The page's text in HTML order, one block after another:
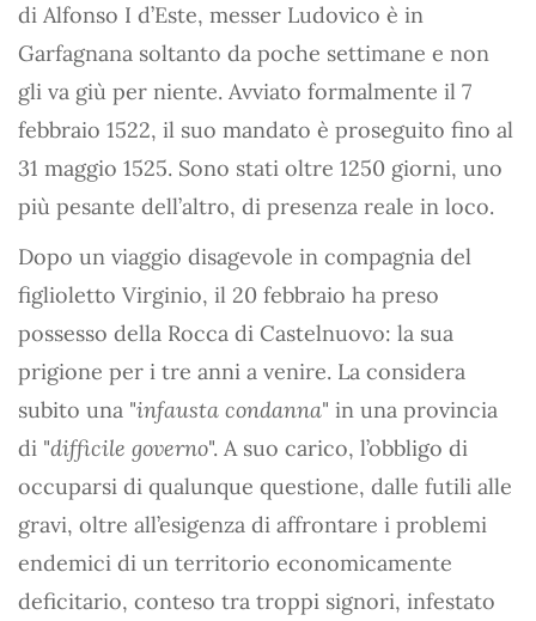
di Alfonso I d’Este, messer Ludovico è in
Garfagnana soltanto da poche settimane e non
gli va giù per niente. Avviato formalmente il 7
febbraio 1522, il suo mandato è proseguito fino al
31 maggio 1525. Sono stati oltre 1250 giorni, uno
più pesante dell’altro, di presenza reale in loco.
Dopo un viaggio disagevole in compagnia del
figlioletto Virginio, il 20 febbraio ha preso
possesso della Rocca di Castelnuovo: la sua
prigione per i tre anni a venire. La considera
subito una "infausta condanna" in una provincia
di "difficile governo". A suo carico, l’obbligo di
occuparsi di qualunque questione, dalle futili alle
gravi, oltre all’esigenza di affrontare i problemi
endemici di un territorio economicamente
deficitario, conteso tra troppi signori, infestato